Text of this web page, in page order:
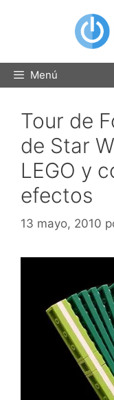
Menú
Tour de
de Star
LEGO y
efectos
13 mayo, 2010